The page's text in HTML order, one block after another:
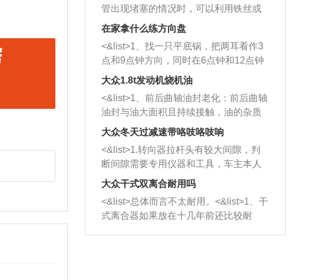
管出现堵塞的情况时，可以利用铁丝或
者是细棍，直接将杂物给取出来，如果
堵塞情况比较严重，也可以采取应急措
施。 <&list>2、直接利用木棍将所有的
杂物推到排气管里面的位置处，然后将
三元催化器拆解开，就可以将堵塞的东
西取出来。但如果是因为积碳过多引起
的堵塞，就需要将三元催化器泡在草酸
洗剂对堵塞的情况得到解决，将清洗剂
放在燃油箱中，与燃油混合后，车辆启
动时，就可以和汽油一起进入到燃烧
室，最后形成废气排出，就可以让三元
催化器得到清洗，排气管堵塞的情况就
能够得到解决。
在家拿什么练方向盘
<&list>1、找一只平底锅，把两耳看作3
点和9点钟方向，同时在6点钟和12点钟
方向做一个标记。 <&list>2、双手握住
一圈半的练习，往右同样也要打相同的
圈数。 <&list>3、最后强调要反复练
习，这样就可以形成肌肉记忆，在真实
驾驶车辆时，不需要记忆也能打好方
向。
大众1.8t发动机烧机油
<&list>1、前后曲轴油封老化：前后曲轴
油封与油大面积且持续接触，油的杂质
和发动机内持续温度变化使其密封效果
逐渐减弱，导致渗油或漏油。<&list>2、
活塞间隙过大：积碳会使活塞环与缸体
的间隙扩大，导致机油流入燃烧室中，
造成烧机油。<&list>3、机油粘度。使用
机油粘度过小的话，同样会有烧机油现
象，机油粘度过小具有很好的流动性，
大众冬天过减速带咯吱咯吱响
<&list>1.转向器拉杆头有较大间隙，判
断间隙需要专用仪器和工具，车主本人
无法制作，需要将车辆送到修理厂或4s
店；<&list>2.车辆半轴套管防尘罩破
裂，破裂后会出现漏油现象，使半轴磨
损严重，磨损的半轴容易损坏，产生异
响；<&list>3.稳定器的转向胶套和球头
大众干式双离合耐用吗
<&list>总体而言不太耐用。<&list>1、干
式离合器如果放在十几年前还比较耐